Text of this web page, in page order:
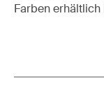
Farben erhältlich